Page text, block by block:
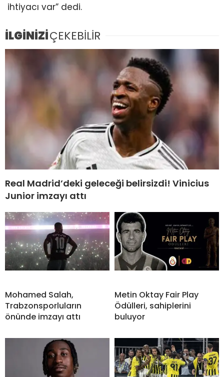
ihtiyacı var” dedi.
İLGİNİZİÇEKEBİLİR
Real Madrid’deki geleceği belirsizdi! Vinicius
Junior imzayı attı
Mohamed Salah,
Trabzonsporluların
önünde imzayı attı
Metin Oktay Fair Play
Ödülleri, sahiplerini
buluyor